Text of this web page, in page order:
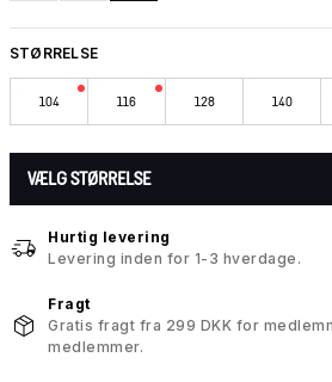
STØRRELSE
104 116 128 140
VÆLG STØRRELSE
Hurtig levering
Levering inden for 1-3 hverdage.
Fragt
Gratis fragt fra 299 DKK for
medlemmer.